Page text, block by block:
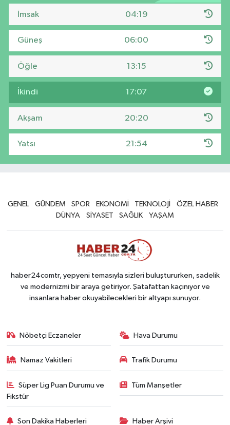
İmsak 04:19
Güneş 06:00
Öğle 13:15
İkindi 17:07
Akşam 20:20
Yatsı 21:54
GENEL GÜNDEM SPOR EKONOMİ TEKNOLOJİ
ÖZEL HABER
DÜNYA
SİYASET SAĞLIK YAŞAM
haber24comtr, yepyeni temasıyla sizleri buluştururken, sadelik
ve modernizmi bir araya getiriyor. Şatafattan kaçınıyor ve
insanlara haber okuyabilecekleri bir altyapı sunuyor.
Nöbetçi Eczaneler Hava Durumu
Namaz Vakitleri Trafik Durumu
Süper Lig Puan Durumu ve
Fikstür
Tüm Manşetler
Son Dakika Haberleri Haber Arşivi